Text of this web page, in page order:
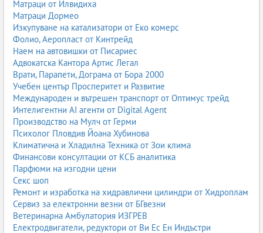
Матраци от Илвидиха
Матраци Дормео
Изкупуване на катализатори от Еко комерс
Фолио, Аеропласт от Кинтрейд
Наем на автовишки от Писариес
Адвокатска Кантора Артис Легал
Врати, Парапети, Дограма от Бора 2000
Учебен център Просперитет и Развитие
Международен и вътрешен транспорт от Оптимус трейд
Интелигентни AI агенти от Digital Agent
Производство на Мулч от Герми
Психолог Пловдив Йоана Хубинова
Климатична и Хладилна Техника от Зои клима
Финансови консултации от КСБ аналитика
Парфюми на изгодни цени
Секс шоп
Ремонт и изработка на хидравлични цилиндри от Хидроплам
Сервиз за електронни везни от БГвезни
Ветеринарна Амбулатория ИЗГРЕВ
Електродвигатели, редуктори от Ви Ес Ен Индъстри